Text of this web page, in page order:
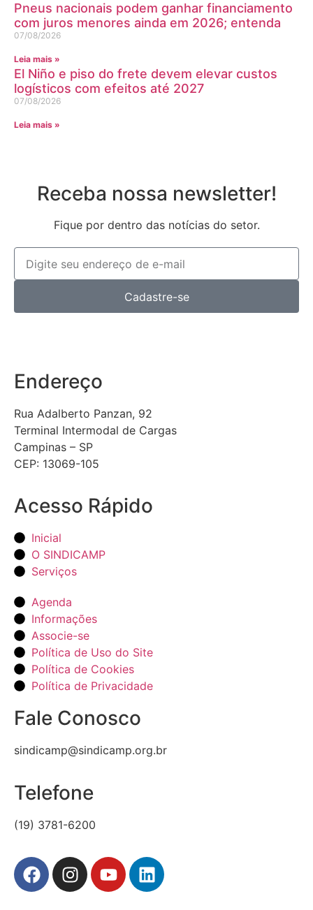
Pneus nacionais podem ganhar financiamento
com juros menores ainda em 2026; entenda
07/08/2026
Leia mais »
El Niño e piso do frete devem elevar custos
logísticos com efeitos até 2027
07/08/2026
Leia mais »
Receba nossa newsletter!
Fique por dentro das notícias do setor.
Cadastre-se
Endereço
Rua Adalberto Panzan, 92
Terminal Intermodal de Cargas
Campinas – SP
CEP: 13069-105
Acesso Rápido
Inicial
O SINDICAMP
Serviços
Agenda
Informações
Associe-se
Política de Uso do Site
Política de Cookies
Política de Privacidade
Fale Conosco
sindicamp@sindicamp.org.br
Telefone
(19) 3781-6200